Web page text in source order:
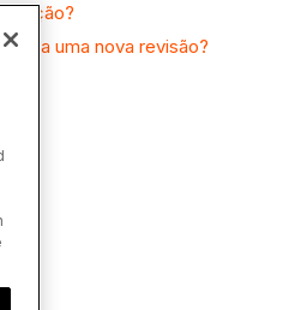
a uma nova revisão?